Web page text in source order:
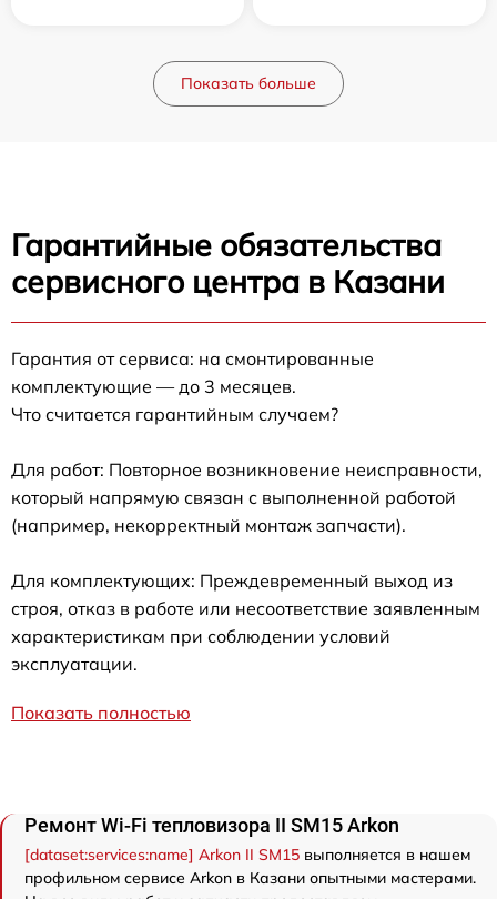
Показать больше
Гарантийные обязательства
сервисного центра в Казани
Гарантия от сервиса: на смонтированные
комплектующие — до 3 месяцев.
Что считается гарантийным случаем?
Для работ: Повторное возникновение неисправности,
который напрямую связан с выполненной работой
(например, некорректный монтаж запчасти).
Для комплектующих: Преждевременный выход из
строя, отказ в работе или несоответствие заявленным
характеристикам при соблюдении условий
эксплуатации.
Показать полностью
Ремонт Wi-Fi тепловизора II SM15 Arkon
[dataset:services:name] Arkon II SM15 выполняется в нашем
профильном сервисе Arkon в Казани опытными мастерами.